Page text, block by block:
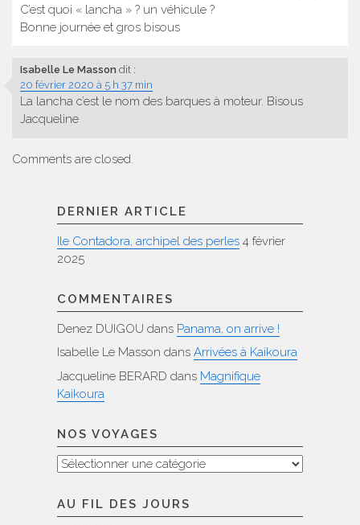
C’est quoi « lancha » ? un véhicule ?
Bonne journée et gros bisous
Isabelle Le Masson dit :
20 février 2020 à 5 h 37 min
La lancha c’est le nom des barques à moteur. Bisous
Jacqueline
Comments are closed.
DERNIER ARTICLE
Ile Contadora, archipel des perles 4 février
2025
COMMENTAIRES
Denez DUIGOU dans Panama, on arrive !
Isabelle Le Masson dans Arrivées à Kaikoura
Jacqueline BERARD dans Magnifique
Kaikoura
NOS VOYAGES
Nos
AU FIL DES JOURS